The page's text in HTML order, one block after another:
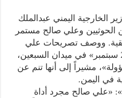
الخارجية اليمني عبدالملك
الحوثيين وعلي صالح مستمر
ووصف تصريحات علي
صالح في ذكرى «ثورة 26 سبتمبر» في ميدان السبعين،
مشيراً إلى أنها تنم عن
في اليمن.
«علي صالح مجرد أداة